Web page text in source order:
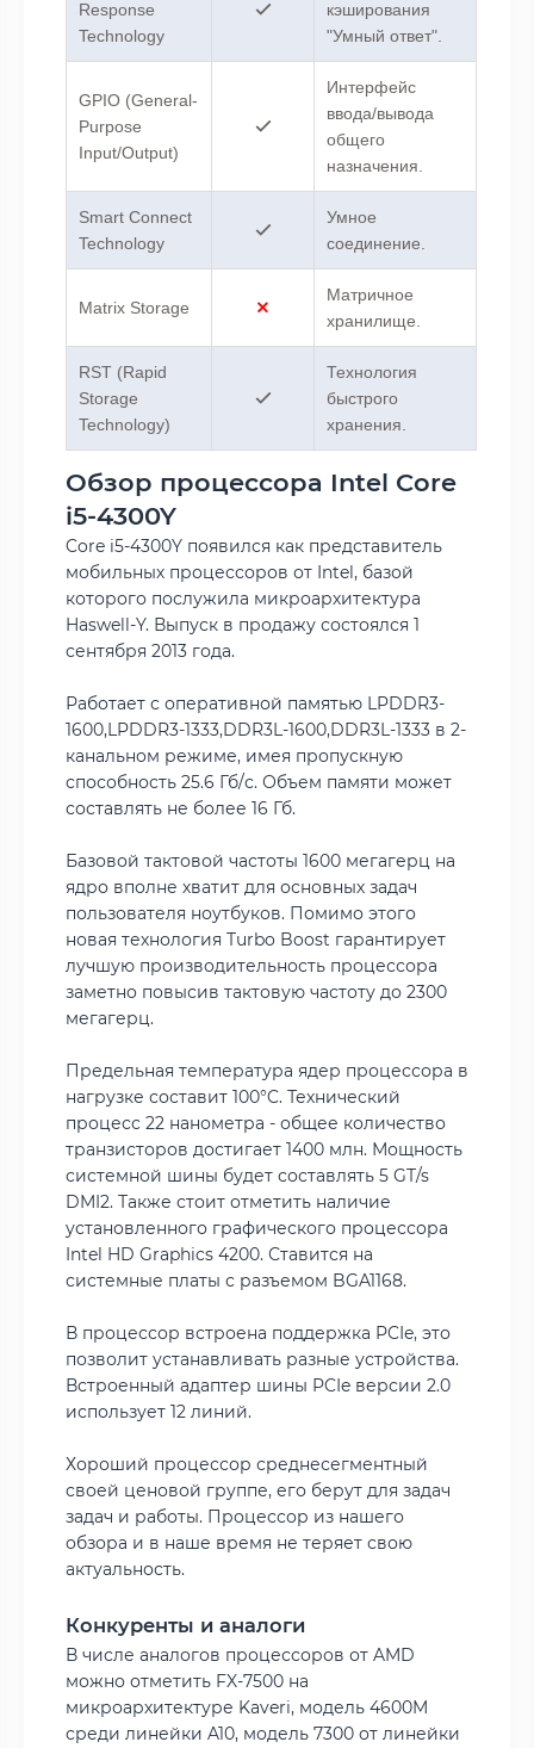
Response
Technology
кэширования
"Умный ответ".
GPIO (General-
Purpose
Input/Output)
Интерфейс
ввода/вывода
общего
назначения.
Smart Connect
Technology
Умное
соединение.
Matrix Storage
Матричное
хранилище.
RST (Rapid
Storage
Technology)
Технология
быстрого
хранения.
Обзор процессора Intel Core
i5-4300Y
Core i5-4300Y появился как представитель
мобильных процессоров от Intel, базой
которого послужила микроархитектура
Haswell-Y. Выпуск в продажу состоялся 1
сентября 2013 года.
Работает с оперативной памятью LPDDR3-
1600,LPDDR3-1333,DDR3L-1600,DDR3L-1333 в 2-
канальном режиме, имея пропускную
способность 25.6 Гб/с. Объем памяти может
составлять не более 16 Гб.
Базовой тактовой частоты 1600 мегагерц на
ядро вполне хватит для основных задач
пользователя ноутбуков. Помимо этого
новая технология Turbo Boost гарантирует
лучшую производительность процессора
заметно повысив тактовую частоту до 2300
мегагерц.
Предельная температура ядер процессора в
нагрузке составит 100°C. Технический
процесс 22 нанометра - общее количество
транзисторов достигает 1400 млн. Мощность
системной шины будет составлять 5 GT/s
DMI2. Также стоит отметить наличие
установленного графического процессора
Intel HD Graphics 4200. Ставится на
системные платы с разъемом BGA1168.
В процессор встроена поддержка PCIe, это
позволит устанавливать разные устройства.
Встроенный адаптер шины PCIe версии 2.0
использует 12 линий.
Хороший процессор среднесегментный
своей ценовой группе, его берут для задач
задач и работы. Процессор из нашего
обзора и в наше время не теряет свою
актуальность.
Конкуренты и аналоги
В числе аналогов процессоров от AMD
можно отметить FX-7500 на
микроархитектуре Kaveri, модель 4600M
среди линейки A10, модель 7300 от линейки